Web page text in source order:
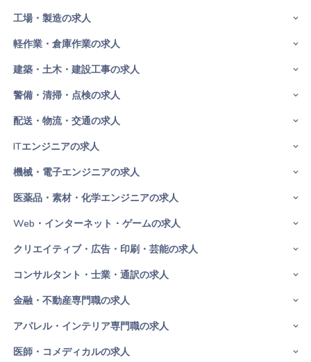
工場・製造の求人
軽作業・倉庫作業の求人
建築・土木・建設工事の求人
警備・清掃・点検の求人
配送・物流・交通の求人
ITエンジニアの求人
機械・電子エンジニアの求人
医薬品・素材・化学エンジニアの求人
Web・インターネット・ゲームの求人
クリエイティブ・広告・印刷・芸能の求人
コンサルタント・士業・通訳の求人
金融・不動産専門職の求人
アパレル・インテリア専門職の求人
医師・コメディカルの求人